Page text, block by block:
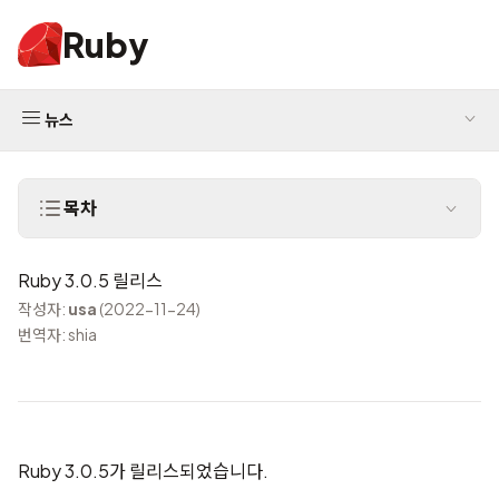
Ruby
뉴스
목차
Ruby 3.0.5 릴리스
작성자: usa (2022-11-24)
번역자: shia
Ruby 3.0.5가 릴리스되었습니다.